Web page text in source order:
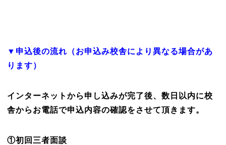
▼申込後の流れ（お申込み校舎により異なる場合があ
ります）
インターネットから申し込みが完了後、数日以内に校
舎からお電話で申込内容の確認をさせて頂きます。
①初回三者面談